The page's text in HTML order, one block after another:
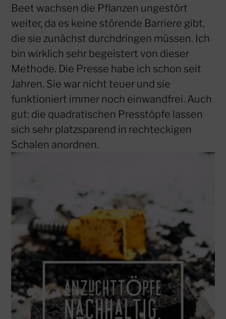
Beet wachsen die Pflanzen ungestört
weiter, da es keine störende Barriere gibt,
die sie zunächst durchdringen müssen. Ich
bin wirklich sehr begeistert von dieser
Methode. Die Presse habe ich schon seit
Jahren. Sie war nicht teuer und sie
funktioniert immer noch einwandfrei. Auch
gut: die quadratischen Presstöpfe lassen
sich sehr platzsparend in rechteckigen
Schalen anordnen.